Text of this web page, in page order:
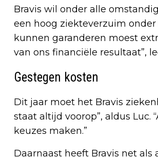
Bravis wil onder alle
een hoog ziekteverzuim
kunnen garanderen moest
van ons financiële resultaat”,
Gestegen kosten
Dit jaar moet het Bravis
staat altijd voorop”, aldus Luc.
keuzes maken.”
Daarnaast heeft Bravis net